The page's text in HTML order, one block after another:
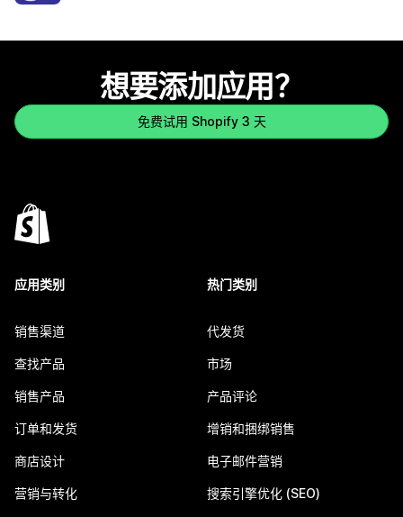
想要添加应用？
免费试用 Shopify 3 天
应用类别
销售渠道
查找产品
销售产品
订单和发货
商店设计
营销与转化
热门类别
代发货
市场
产品评论
增销和捆绑销售
电子邮件营销
搜索引擎优化 (SEO)